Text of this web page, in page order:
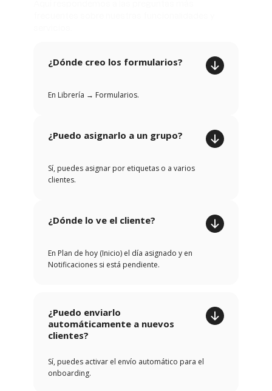
¿Dónde creo los formularios?
En Librería → Formularios.
¿Puedo asignarlo a un grupo?
Sí, puedes asignar por etiquetas o a varios
clientes.
¿Dónde lo ve el cliente?
En Plan de hoy (Inicio) el día asignado y en
Notificaciones si está pendiente.
¿Puedo enviarlo
automáticamente a nuevos
clientes?
Sí, puedes activar el envío automático para el
onboarding.